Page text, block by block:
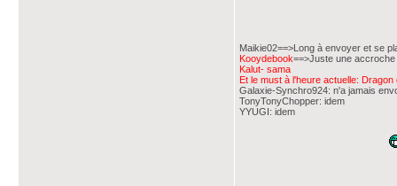
Maikie02==>Long à envoyer et se
Kooydebook==>Juste une
Kalut- sama
Et le must à l'heure actuelle: Dragon
Galaxie-Synchro924: n'a jamais
TonyTonyChopper: idem
YYUGI: idem